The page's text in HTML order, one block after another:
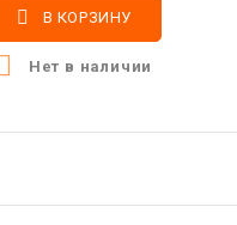
 В КОРЗИНУ
Нет в наличии